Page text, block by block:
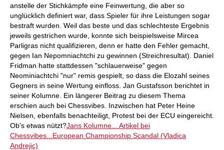
anstelle der Stichkämpfe eine Feinwertung, die aber so
unglücklich definiert war, dass Spieler für ihre Leistungen sogar
bestraft wurden. Weil das beste und das schlechteste Ergebnis
jeweils gestrichen wurde, konnte sich beispielsweise Mircea
Parligras nicht qualifizieren, denn er hatte den Fehler gemacht,
gegen Ian Nepomniachtchi zu gewinnen (Streichresultat). Daniel
Fridman hatte stattdessen "schlauerweise" gegen
Neominiachtchi "nur" remis gespielt, so dass die Elozahl seines
Gegners in seine Wertung einfloss. Jan Gustafsson berichtet in
seiner Kolumne. Ein längerer Beitrag zu diesem Thema
erschien auch bei Chessvibes. Inzwischen hat Peter Heine
Nielsen, ebenfalls benachteiligt, Protest bei der ECU eingereicht.
Ob's etwas nützt?Jans Kolumne...
Artikel bei
Chessvibes... European Championship Scandal (Vladica
Andrejic)